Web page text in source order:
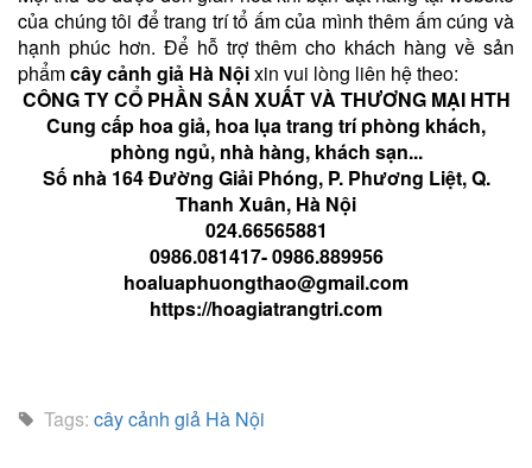
của chúng tôi để trang trí tổ ấm của mình thêm ấm cúng và
hạnh phúc hơn. Để hỗ trợ thêm cho khách hàng về sản
phẩmcây cảnh giả Hà Nộixin vui lòng liên hệ theo:
CÔNG TY CỔ PHẦN SẢN XUẤT VÀ THƯƠNG MẠI HTH
Cung cấp hoa giả, hoa lụa trang trí phòng khách,
phòng ngủ, nhà hàng, khách sạn...
Số nhà 164 Đường Giải Phóng, P. Phương Liệt, Q.
Thanh Xuân, Hà Nội
024.66565881
0986.081417- 0986.889956
hoaluaphuongthao@gmail.com
https://hoagiatrangtri.com
Tags: cây cảnh giả Hà Nội